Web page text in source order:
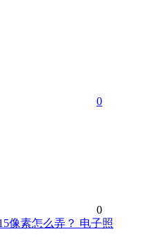
0
0
电子照